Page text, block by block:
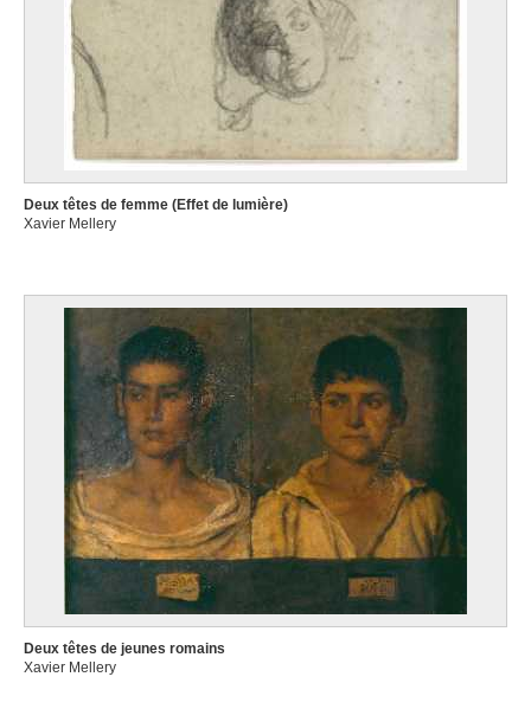
Deux têtes de femme (Effet de lumière)
Xavier Mellery
Deux têtes de jeunes romains
Xavier Mellery